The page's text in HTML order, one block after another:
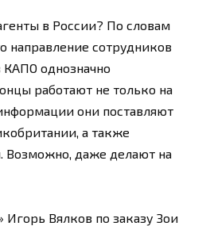
в России? По словам
направление сотрудников
КАПО однозначно
работают не только на
они поставляют
а также
Возможно, даже делают на
Вялков по заказу Зои